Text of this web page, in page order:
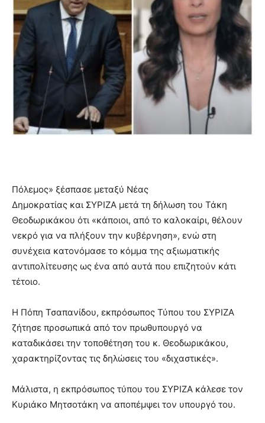
Πόλεμος» ξέσπασε μεταξύ Νέας
Δημοκρατίας και ΣΥΡΙΖΑ μετά τη δήλωση του Τάκη
Θεοδωρικάκου ότι «κάποιοι, από το καλοκαίρι, θέλουν
νεκρό για να πλήξουν την κυβέρνηση», ενώ στη
συνέχεια κατονόμασε το κόμμα της αξιωματικής
αντιπολίτευσης ως ένα από αυτά που επιζητούν κάτι
τέτοιο.
Η Πόπη Τσαπανίδου, εκπρόσωπος Τύπου του ΣΥΡΙΖΑ
ζήτησε προσωπικά από τον πρωθυπουργό να
καταδικάσει την τοποθέτηση του κ. Θεοδωρικάκου,
χαρακτηρίζοντας τις δηλώσεις του «διχαστικές».
Μάλιστα, η εκπρόσωπος τύπου του ΣΥΡΙΖΑ κάλεσε τον
Κυριάκο Μητσοτάκη να αποπέμψει τον υπουργό του.